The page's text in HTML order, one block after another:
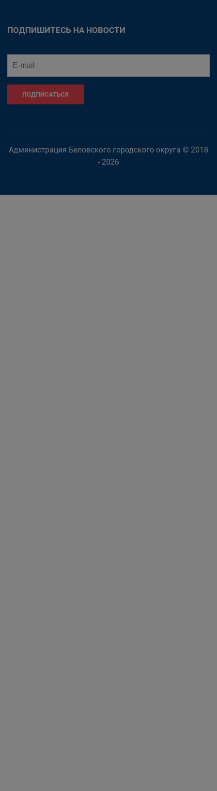
ПОДПИШИТЕСЬ НА НОВОСТИ
ПОДПИСАТЬСЯ
Администрация Беловского городского округа © 2018
- 2026